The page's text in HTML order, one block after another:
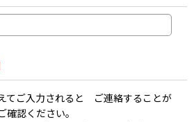
てご入力されると ご連絡することが
認ください。